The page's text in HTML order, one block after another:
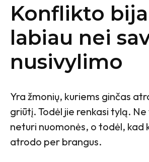
Konflikto
labiau nei
nusivylimo
Yra žmonių, kuriems ginčas
griūtį. Todėl jie renkasi tylą.
neturi nuomonės, o todėl, kad
atrodo per brangus.